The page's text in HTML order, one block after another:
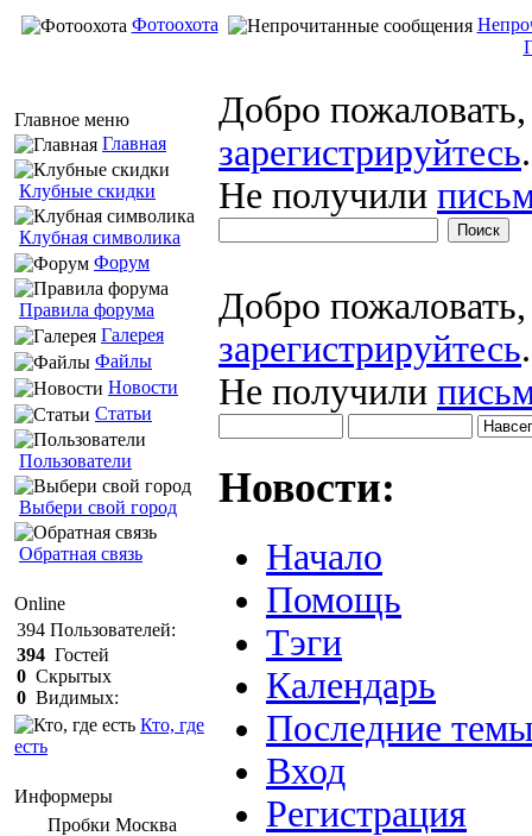
Фотоохота
Главное меню
Главная
Клубные скидки
Клубная символика
Форум
Правила форума
Галерея
Файлы
Новости
Статьи
Пользователи
Выбери свой город
Обратная связь
Online
394 Пользователей:
394 Гостей
0 Скрытых
0 Видимых:
Кто, где
есть
Информеры
Пробки Mосква
Добро
зарегистрируйтесь.
Не получили
Добро
зарегистрируйтесь.
Не получили
Новости:
Начало
Помощь
Тэги
Календарь
Последние
Вход
Регистрация